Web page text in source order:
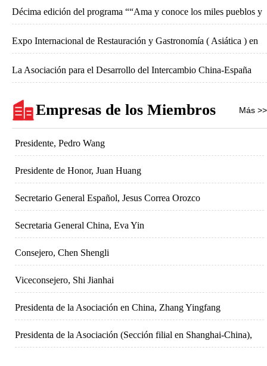
China-España visita la Federación de Chinos de Ultramar
Décima edición del programa ““Ama y conoce los miles pueblos y
ciudades de España”
Expo Internacional de Restauración y Gastronomía ( Asiática ) en
España 2026
La Asociación para el Desarrollo del Intercambio China-España
Xinjin, Chengdu, y Talavera de la Reina
Más >>
Empresas de los Miembros
Presidente, Pedro Wang
Presidente de Honor, Juan Huang
Secretario General Español, Jesus Correa Orozco
Secretaria General China, Eva Yin
Consejero, Chen Shengli
Viceconsejero, Shi Jianhai
Presidenta de la Asociación en China, Zhang Yingfang
Presidenta de la Asociación (Sección filial en Shanghai-China),